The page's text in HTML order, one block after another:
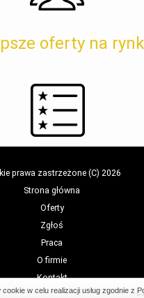
oferty na
prawa zastrzeżone (C) 2026
Strona główna
Oferty
Zgłoś
Praca
O firmie
Kontakt
w celu realizacji usług zgodnie z